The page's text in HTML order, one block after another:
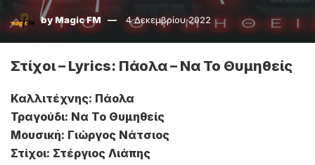
by Magic FM 4 Δεκεμβρίου 2022
Στίχοι – Lyrics: Πάολα – Να Το Θυμηθείς
Καλλιτέχνης: Πάολα
Τραγούδι: Να Το Θυμηθείς
Μουσική: Γιώργος Νάτσιος
Στίχοι: Στέργιος Λιάπης